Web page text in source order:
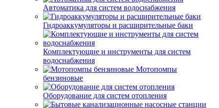
Автоматика для систем водоснабжения
Гидроаккумуляторы и расширительные баки
Комплектующие и инструменты для систем
водоснабжения
Мотопомпы
бензиновые
Оборудование для систем отопления